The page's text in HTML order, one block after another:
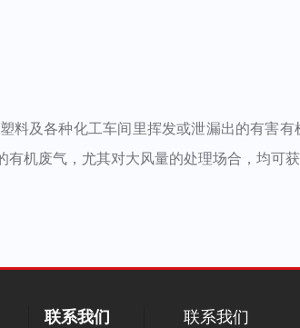
及各种化工车间里挥发或泄漏出的有害有
机废气，尤其对大风量的处理场合，均可
联系我们 联系我们